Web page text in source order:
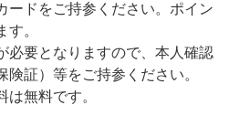
ードをご持参ください。ポイン
す。
必要となりますので、本人確認
証）等をご持参ください。
は無料です。